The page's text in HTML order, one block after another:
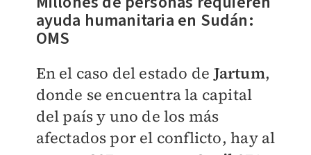
ayuda humanitaria en Sudán:
OMS
En el caso del estado de Jartum,
donde se encuentra la capital
del país y uno de los más
afectados por el conflicto, hay al